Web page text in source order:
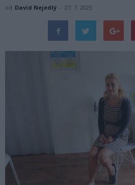
od David Nejedlý - 27. 7. 2023